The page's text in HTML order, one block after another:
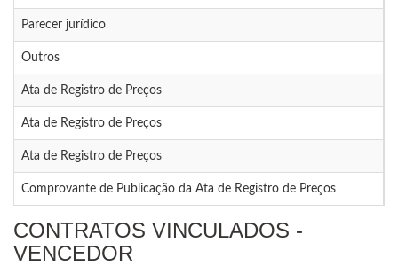
Parecer jurídico
Outros
Ata de Registro de Preços
Ata de Registro de Preços
Ata de Registro de Preços
Comprovante de Publicação da Ata de Registro de Preços
CONTRATOS VINCULADOS -
VENCEDOR